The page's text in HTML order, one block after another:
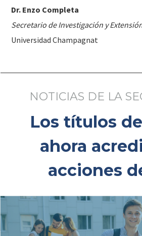
Dr. Enzo Completa
Secretario de Investigación y
Universidad Champagnat
NOTICIAS DE LA
Los títulos
ahora
acciones